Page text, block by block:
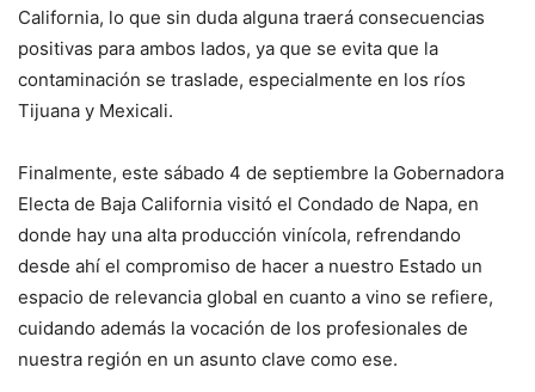
California, lo que sin duda alguna traerá consecuencias
positivas para ambos lados, ya que se evita que la
contaminación se traslade, especialmente en los ríos
Tijuana y Mexicali.
Finalmente, este sábado 4 de septiembre la Gobernadora
Electa de Baja California visitó el Condado de Napa, en
donde hay una alta producción vinícola, refrendando
desde ahí el compromiso de hacer a nuestro Estado un
espacio de relevancia global en cuanto a vino se refiere,
cuidando además la vocación de los profesionales de
nuestra región en un asunto clave como ese.